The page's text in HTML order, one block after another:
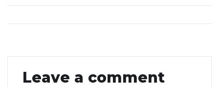
Leave a comment